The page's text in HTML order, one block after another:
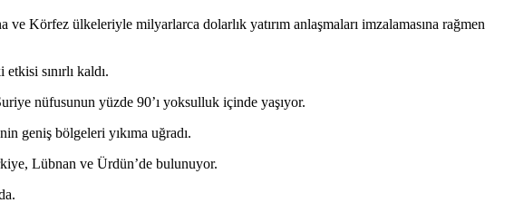
Körfez ülkeleriyle milyarlarca dolarlık yatırım anlaşmaları imzalamasına rağmen
sınırlı kaldı.
nüfusunun yüzde 90’ı yoksulluk içinde yaşıyor.
geniş bölgeleri yıkıma uğradı.
Lübnan ve Ürdün’de bulunuyor.